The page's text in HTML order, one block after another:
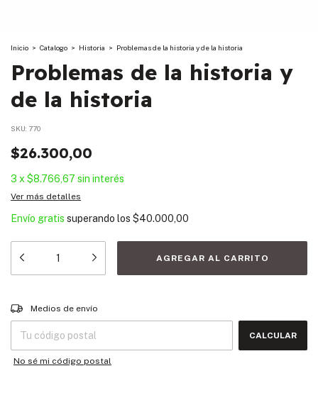
Inicio > Catalogo > Historia > Problemas de la historia y de la historia
Problemas de la historia y
de la historia
SKU: 770
$26.300,00
3 x$8.766,67 sin interés
Ver más detalles
Envío gratis superando los $40.000,00
Entregas para el CP:
Medios de envío
CALCULAR
No sé mi código postal